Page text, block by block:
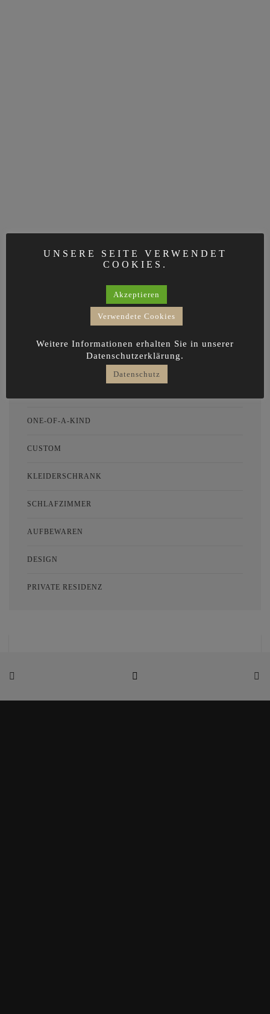
ONE-OF-A-KIND
CUSTOM
KLEIDERSCHRANK
SCHLAFZIMMER
AUFBEWAREN
DESIGN
PRIVATE RESIDENZ
UNSERE SEITE VERWENDET
COOKIES.
Akzeptieren
Verwendete Cookies
Weitere Informationen erhalten Sie in unserer
Datenschutzerklärung.
Datenschutz